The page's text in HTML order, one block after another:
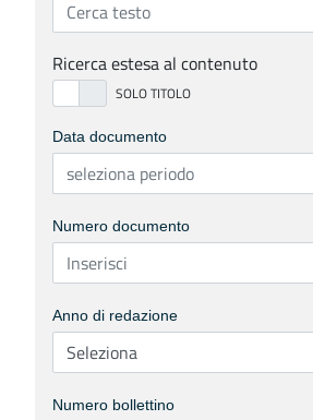
Ricerca estesa al contenuto
Data documento
Numero documento
Anno di redazione
Numero bollettino